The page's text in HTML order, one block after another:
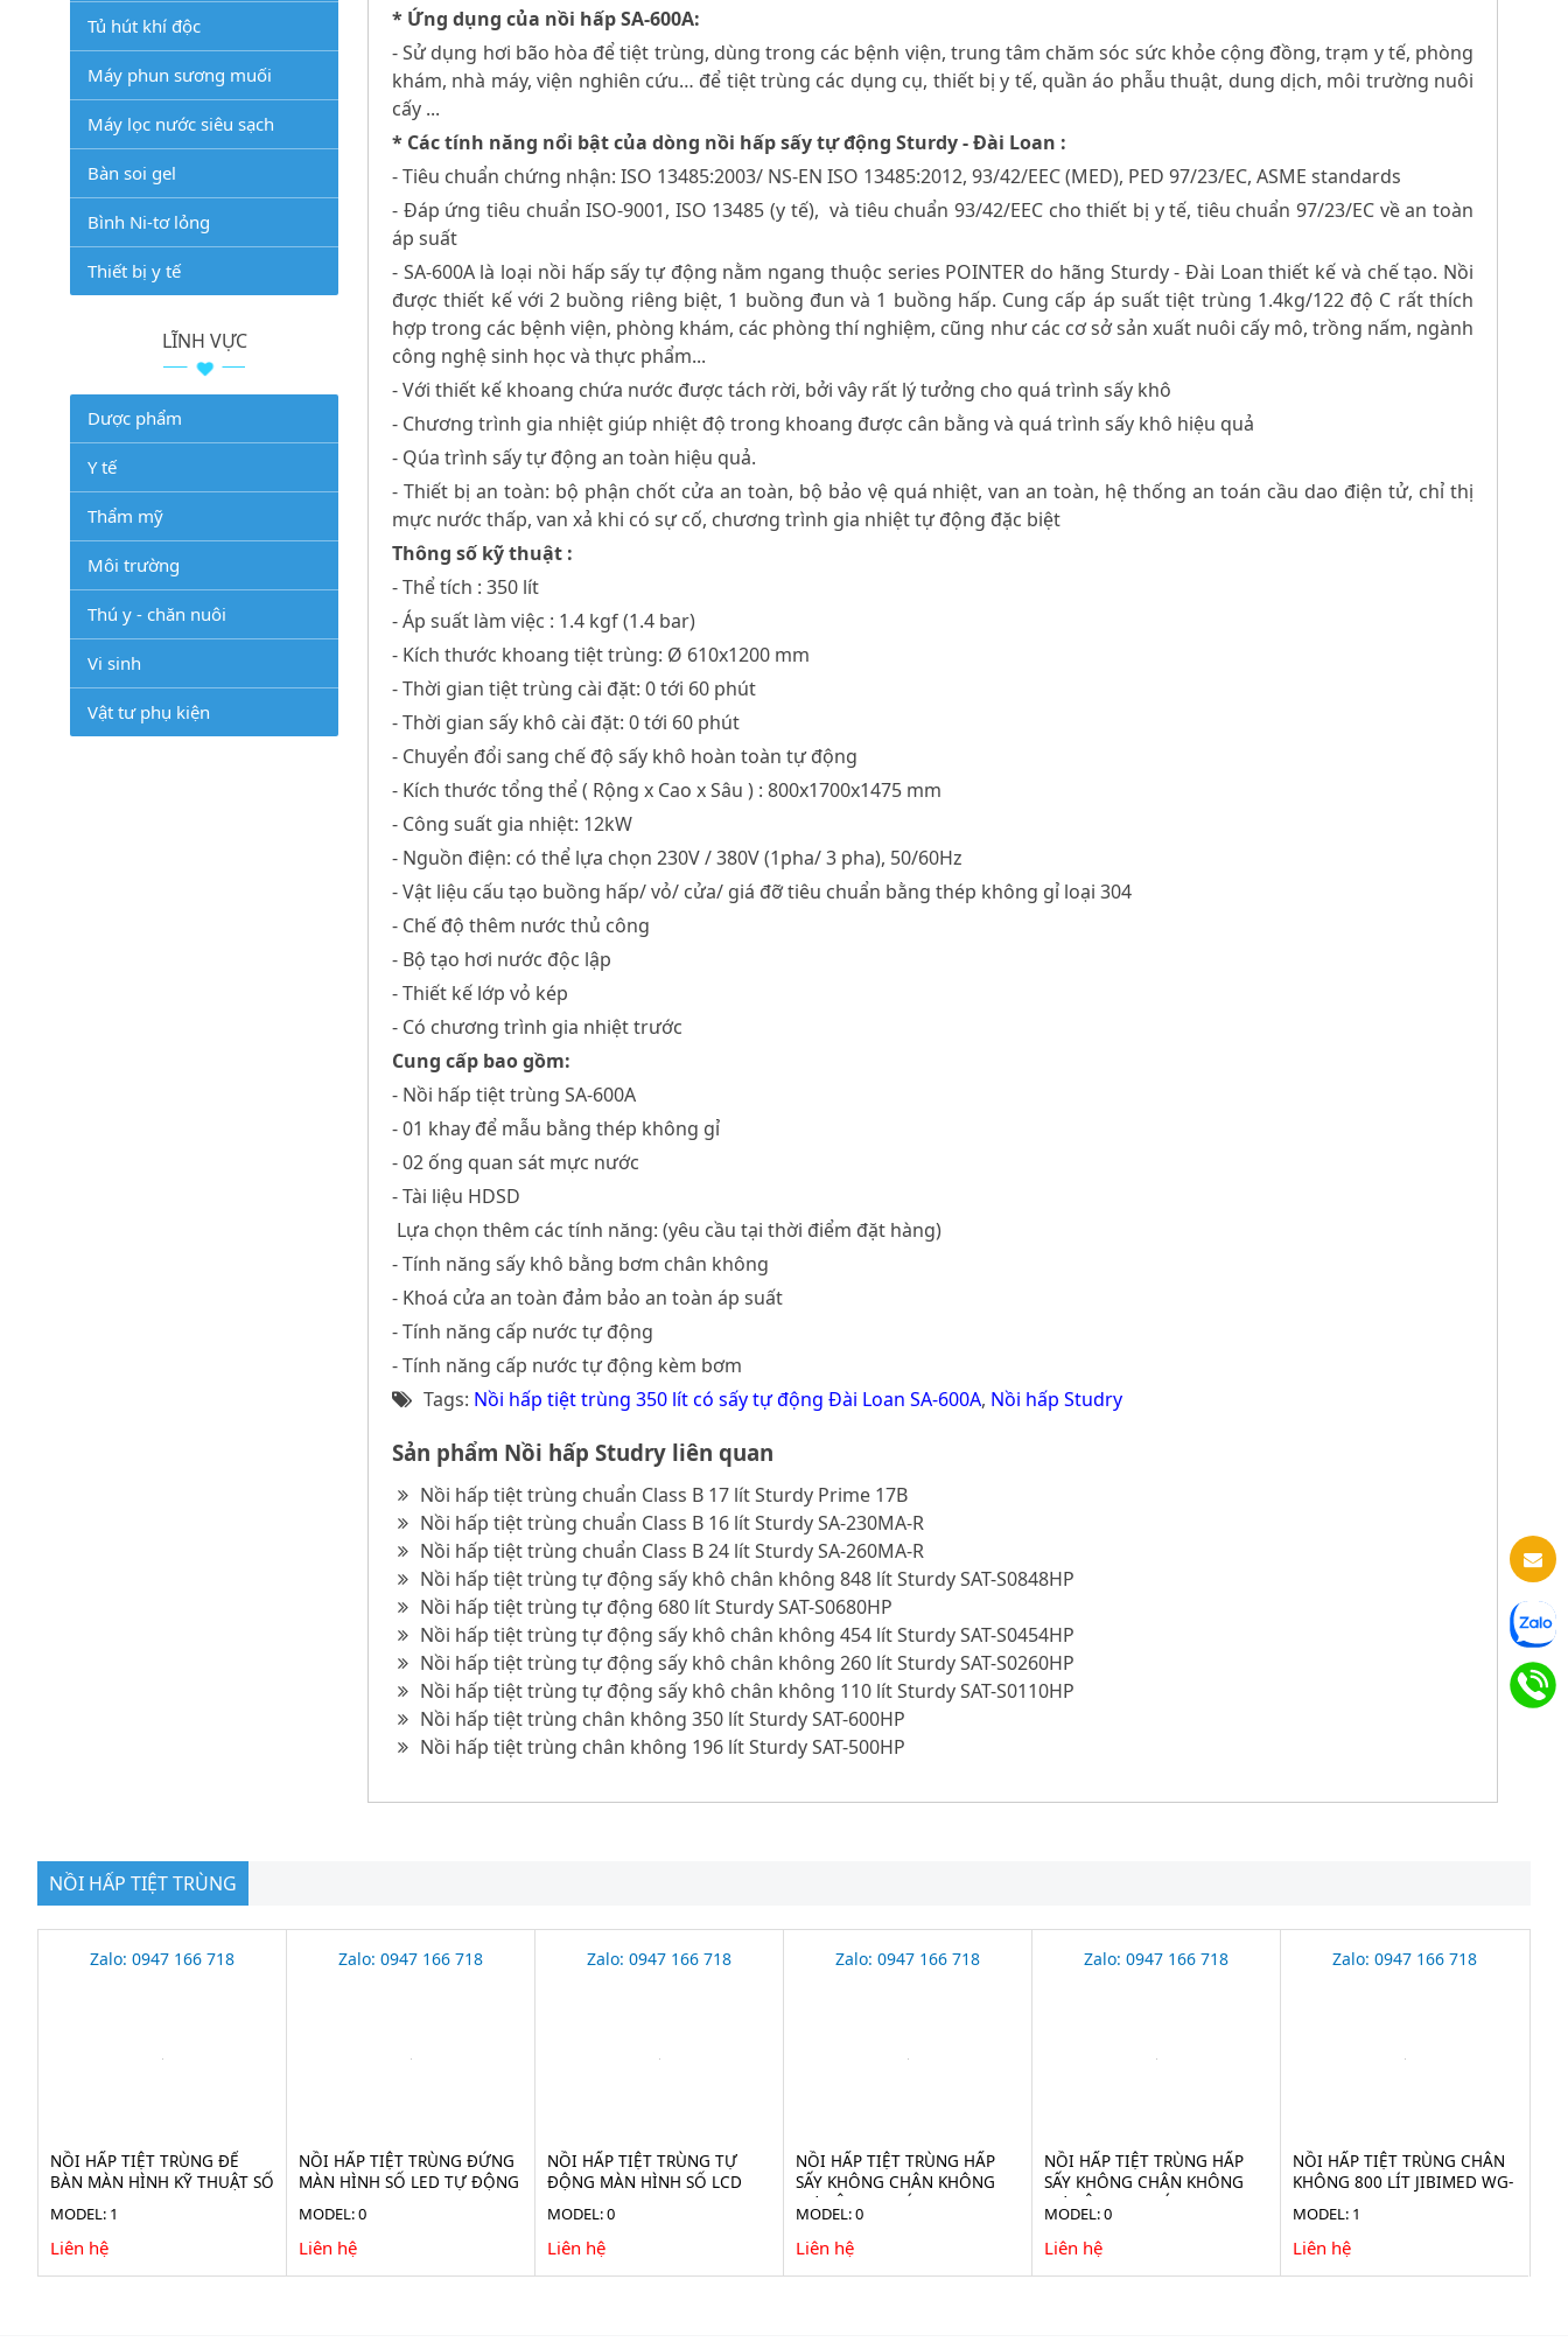
* Ứng dụng của nồi hấp SA-600A:
- Sử dụng hơi bão hòa để tiệt trùng, dùng trong các bệnh viện, trung tâm chăm sóc sức khỏe cộng đồng, trạm y tế, phòng
khám, nhà máy, viện nghiên cứu… để tiệt trùng các dụng cụ, thiết bị y tế, quần áo phẫu thuật, dung dịch, môi trường nuôi
cấy ...
* Các tính năng nổi bật của dòng nồi hấp sấy tự động Sturdy - Đài Loan :
- Tiêu chuẩn chứng nhận: ISO 13485:2003/ NS-EN ISO 13485:2012, 93/42/EEC (MED), PED 97/23/EC, ASME standards
- Đáp ứng tiêu chuẩn ISO-9001, ISO 13485 (y tế), và tiêu chuẩn 93/42/EEC cho thiết bị y tế, tiêu chuẩn 97/23/EC về an toàn
áp suất
- SA-600A là loại nồi hấp sấy tự động nằm ngang thuộc series POINTER do hãng Sturdy - Đài Loan thiết kế và chế tạo. Nồi
được thiết kế với 2 buồng riêng biệt, 1 buồng đun và 1 buồng hấp. Cung cấp áp suất tiệt trùng 1.4kg/122 độ C rất thích
hợp trong các bệnh viện, phòng khám, các phòng thí nghiệm, cũng như các cơ sở sản xuất nuôi cấy mô, trồng nấm, ngành
công nghệ sinh học và thực phẩm...
- Với thiết kế khoang chứa nước được tách rời, bởi vây rất lý tưởng cho quá trình sấy khô
- Chương trình gia nhiệt giúp nhiệt độ trong khoang được cân bằng và quá trình sấy khô hiệu quả
- Qúa trình sấy tự động an toàn hiệu quả.
- Thiết bị an toàn: bộ phận chốt cửa an toàn, bộ bảo vệ quá nhiệt, van an toàn, hệ thống an toán cầu dao điện tử, chỉ thị
mực nước thấp, van xả khi có sự cố, chương trình gia nhiệt tự động đặc biệt
Thông số kỹ thuật :
- Thể tích : 350 lít
- Áp suất làm việc : 1.4 kgf (1.4 bar)
- Kích thước khoang tiệt trùng: Ø 610x1200 mm
- Thời gian tiệt trùng cài đặt: 0 tới 60 phút
- Thời gian sấy khô cài đặt: 0 tới 60 phút
- Chuyển đổi sang chế độ sấy khô hoàn toàn tự động
- Kích thước tổng thể ( Rộng x Cao x Sâu ) : 800x1700x1475 mm
- Công suất gia nhiệt: 12kW
- Nguồn điện: có thể lựa chọn 230V / 380V (1pha/ 3 pha), 50/60Hz
- Vật liệu cấu tạo buồng hấp/ vỏ/ cửa/ giá đỡ tiêu chuẩn bằng thép không gỉ loại 304
- Chế độ thêm nước thủ công
- Bộ tạo hơi nước độc lập
- Thiết kế lớp vỏ kép
- Có chương trình gia nhiệt trước
Cung cấp bao gồm:
- Nồi hấp tiệt trùng SA-600A
- 01 khay để mẫu bằng thép không gỉ
- 02 ống quan sát mực nước
- Tài liệu HDSD
Lựa chọn thêm các tính năng: (yêu cầu tại thời điểm đặt hàng)
- Tính năng sấy khô bằng bơm chân không
- Khoá cửa an toàn đảm bảo an toàn áp suất
- Tính năng cấp nước tự động
- Tính năng cấp nước tự động kèm bơm
Tags: Nồi hấp tiệt trùng 350 lít có sấy tự động Đài Loan SA-600A, Nồi hấp Studry
Sản phẩm Nồi hấp Studry liên quan
Nồi hấp tiệt trùng chuẩn Class B 17 lít Sturdy Prime 17B
Nồi hấp tiệt trùng chuẩn Class B 16 lít Sturdy SA-230MA-R
Nồi hấp tiệt trùng chuẩn Class B 24 lít Sturdy SA-260MA-R
Nồi hấp tiệt trùng tự động sấy khô chân không 848 lít Sturdy SAT-S0848HP
Nồi hấp tiệt trùng tự động 680 lít Sturdy SAT-S0680HP
Nồi hấp tiệt trùng tự động sấy khô chân không 454 lít Sturdy SAT-S0454HP
Nồi hấp tiệt trùng tự động sấy khô chân không 260 lít Sturdy SAT-S0260HP
Nồi hấp tiệt trùng tự động sấy khô chân không 110 lít Sturdy SAT-S0110HP
Nồi hấp tiệt trùng chân không 350 lít Sturdy SAT-600HP
Nồi hấp tiệt trùng chân không 196 lít Sturdy SAT-500HP
Tủ hút khí độc
Máy phun sương muối
Máy lọc nước siêu sạch
Bàn soi gel
Bình Ni-tơ lỏng
Thiết bị y tế
LĨNH VỰC
Dược phẩm
Y tế
Thẩm mỹ
Môi trường
Thú y - chăn nuôi
Vi sinh
Vật tư phụ kiện
NỒI HẤP TIỆT TRÙNG
Zalo: 0947 166 718
NỒI HẤP TIỆT TRÙNG ĐỂ
BÀN MÀN HÌNH KỸ THUẬT SỐ
MODEL: 1
Liên hệ
Zalo: 0947 166 718
NỒI HẤP TIỆT TRÙNG ĐỨNG
MÀN HÌNH SỐ LED TỰ ĐỘNG
MODEL: 0
Liên hệ
Zalo: 0947 166 718
NỒI HẤP TIỆT TRÙNG TỰ
ĐỘNG MÀN HÌNH SỐ LCD
MODEL: 0
Liên hệ
Zalo: 0947 166 718
NỒI HẤP TIỆT TRÙNG HẤP
SẤY KHÔNG CHÂN KHÔNG
TỰ ĐỘNG 75 LÍT JIBIMED LS-
75HV
MODEL: 0
Liên hệ
Zalo: 0947 166 718
NỒI HẤP TIỆT TRÙNG HẤP
SẤY KHÔNG CHÂN KHÔNG
TỰ ĐỘNG 100 LÍT JIBIMED
LS-100HV
MODEL: 0
Liên hệ
Zalo: 0947 166 718
NỒI HẤP TIỆT TRÙNG CHÂN
KHÔNG 800 LÍT JIBIMED WG-
MODEL: 1
Liên hệ